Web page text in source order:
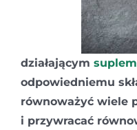
działającym
odpowiedniemu
równoważyć wiele
i przywracać